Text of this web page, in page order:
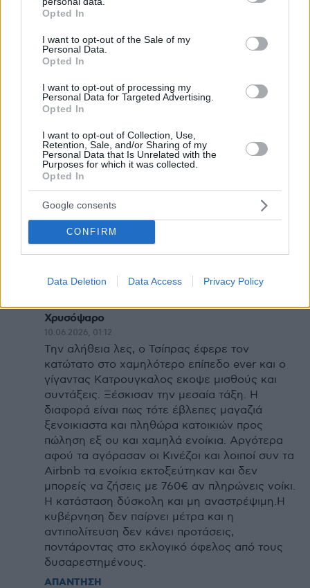
grant or deny consent to Google and its third-party tags to
use your data for below specified purposes in below Google
consent section.
Opted In
I want to opt-out of the Sale of my
Personal Data.
Opted In
I want to opt-out of processing my
Personal Data for Targeted Advertising.
Opted In
I want to opt-out of Collection, Use,
Retention, Sale, and/or Sharing of my
Personal Data that Is Unrelated with the
Purposes for which it was collected.
Opted In
Google consents
CONFIRM
Data Deletion Data Access Privacy Policy
09.06.2026, 23:19
σσσ μην μας χαλας το αριστο αφηγημα
ποτέ ξανά ΝΔ
09.06.2026, 23:20
τα λέμε στις κάλπες
ΑΠΑΝΤΗΣΗ
ανδρεας
09.06.2026, 23:24
Ο Κατωτατος μισθος των 760 επαρκει να καλυψει
αναγκες ετος ατομου περισσοτερο απο 15-18
ΑΠΑΝΤΗΣΗ
Χρυσόψαρο
10.06.2026, 01:12
Την αλήθεια λες, ο Τσίπρας έφερε τον
κατώτατο στο χαμηλότερο επίπεδο ever και ο
γίγαντας Κατρουγκαλος εκοψε μισθούς και
συντάξεις. Ξέσκισαν την μεσαία τάξη. Η
διαφορά είναι πως τότε έβλεπες μαγαζιά
ξενοικιαστα και πληθώρα κατοικιών προς
πώληση εξ ου και χαμηλά ενοίκια. Αργότερα
αφού τα αγόρασαν οι Κινέζοι και λοιποί συν τα
Airbnb τα ενοίκια εκτοξεύτηκαν και δεν
μπορείς να ζήσεις με 760€ αν πληρώνεις νοίκι.
Η κατάσταση δύσκολη και μη αναστρέψιμη.Η
κυβέρνηση δεν παίρνει μέτρα και η
αντιπολίτευση δεν κάνει προτάσεις,
ποντάροντας στο εκλογικό όφελος από τους
δυσαρεστημένους.
ΑΠΑΝΤΗΣΗ